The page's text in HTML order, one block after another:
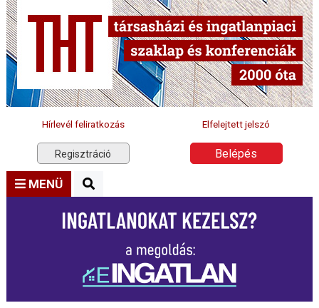
Hírlevél feliratkozás Elfelejtett jelszó
Regisztráció Belépés
MENÜ